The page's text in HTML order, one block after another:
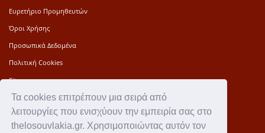
Τα cookies επιτρέπουν μια σειρά από
λειτουργίες που ενισχύουν την εμπειρία σας στο
thelosouvlakia.gr. Χρησιμοποιώντας αυτόν τον
Ευρετήριο Προμηθευτών
Όροι Χρήσης
Προσωπικά Δεδομένα
Πολιτική Cookies
Sitemap
Press Kit
Επικοινωνία